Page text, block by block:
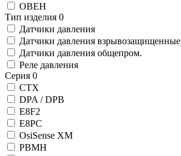
ОВЕН
Тип изделия 0
Датчики давления
Датчики давления взрывозащищенные
Датчики давления общепром.
Реле давления
Серия 0
CTX
DPA / DPB
E8F2
E8PC
OsiSense XM
PBMH